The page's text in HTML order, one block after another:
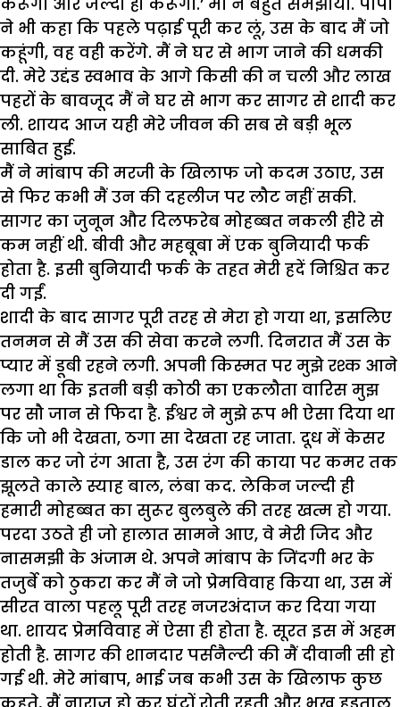
ने भी कहा कि पहले पढ़ाई पूरी कर लूं, उस के बाद मैं जो
कहूंगी, वह वही करेंगे. मैं ने घर से भाग जाने की धमकी
दी. मेरे उद्दंड स्वभाव के आगे किसी की न चली और लाख
पहरों के बावजूद मैं ने घर से भाग कर सागर से शादी कर
ली. शायद आज यही मेरे जीवन की सब से बड़ी भूल
साबित हुई.
मैं ने मांबाप की मरजी के खिलाफ जो कदम उठाए, उस
से फिर कभी मैं उन की दहलीज पर लौट नहीं सकी.
सागर का जुनून और दिलफरेब मोहब्बत नकली हीरे से
कम नहीं थी. बीवी और महबूबा में एक बुनियादी फर्क
होता है. इसी बुनियादी फर्क के तहत मेरी हदें निश्चित कर
दी गईं.
शादी के बाद सागर पूरी तरह से मेरा हो गया था, इसलिए
तनमन से मैं उस की सेवा करने लगी. दिनरात मैं उस के
प्यार में डूबी रहने लगी. अपनी किस्मत पर मुझे रश्क आने
लगा था कि इतनी बड़ी कोठी का एकलौता वारिस मुझ
पर सौ जान से फिदा है. ईश्वर ने मुझे रूप भी ऐसा दिया था
कि जो भी देखता, ठगा सा देखता रह जाता. दूध में केसर
डाल कर जो रंग आता है, उस रंग की काया पर कमर तक
झूलते काले स्याह बाल, लंबा कद. लेकिन जल्दी ही
हमारी मोहब्बत का सुरूर बुलबुले की तरह खत्म हो गया.
परदा उठते ही जो हालात सामने आए, वे मेरी जिद और
नासमझी के अंजाम थे. अपने मांबाप के जिंदगी भर के
तजुर्बे को ठुकरा कर मैं ने जो प्रेमविवाह किया था, उस में
सीरत वाला पहलू पूरी तरह नजरअंदाज कर दिया गया
था. शायद प्रेमविवाह में ऐसा ही होता है. सूरत इस में अहम
होती है. सागर की शानदार पर्सनैल्टी की मैं दीवानी सी हो
गई थी. मेरे मांबाप, भाई जब कभी उस के खिलाफ कुछ